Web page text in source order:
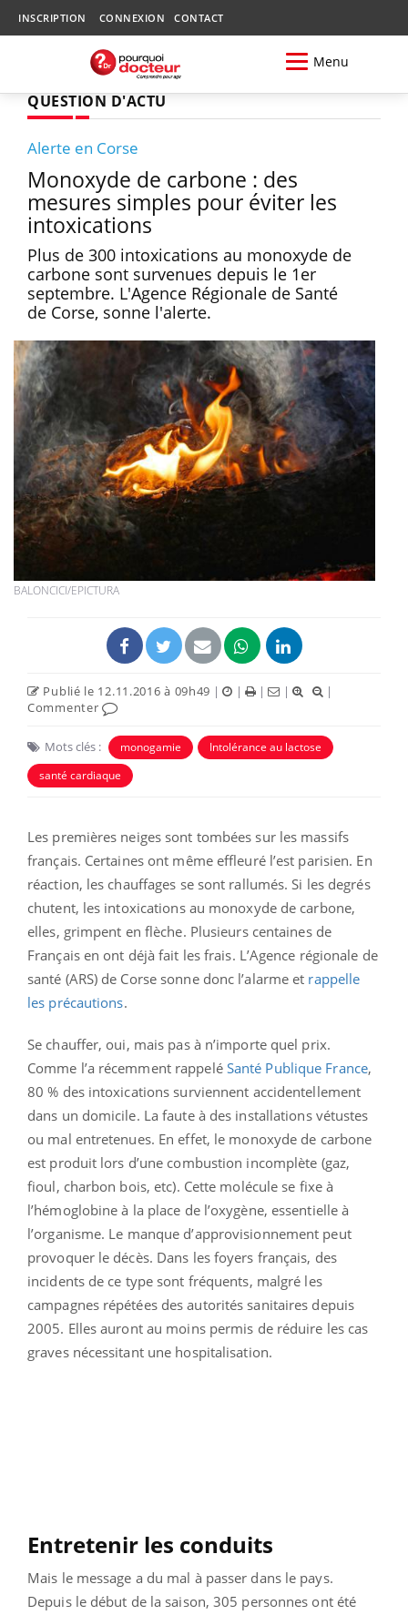
INSCRIPTION CONNEXION CONTACT
Menu
QUESTION D'ACTU
Alerte en Corse
Monoxyde de carbone : des
mesures simples pour éviter les
intoxications
Plus de 300 intoxications au monoxyde de
carbone sont survenues depuis le 1er
septembre. L'Agence Régionale de Santé
de Corse, sonne l'alerte.
BALONCICI/EPICTURA
Publié le 12.11.2016 à 09h49 | | | |
|
Commenter
Mots clés : monogamie
Intolérance au lactose
santé cardiaque
Les premières neiges sont tombées sur les massifs
français. Certaines ont même effleuré l’est parisien. En
réaction, les chauffages se sont rallumés. Si les degrés
chutent, les intoxications au monoxyde de carbone,
elles, grimpent en flèche. Plusieurs centaines de
Français en ont déjà fait les frais. L’Agence régionale de
santé (ARS) de Corse sonne donc l’alarme et rappelle
les précautions.
Se chauffer, oui, mais pas à n’importe quel prix.
Comme l’a récemment rappelé Santé Publique France,
80 % des intoxications surviennent accidentellement
dans un domicile. La faute à des installations vétustes
ou mal entretenues. En effet, le monoxyde de carbone
est produit lors d’une combustion incomplète (gaz,
fioul, charbon bois, etc). Cette molécule se fixe à
l’hémoglobine à la place de l’oxygène, essentielle à
l’organisme. Le manque d’approvisionnement peut
provoquer le décès. Dans les foyers français, des
incidents de ce type sont fréquents, malgré les
campagnes répétées des autorités sanitaires depuis
2005. Elles auront au moins permis de réduire les cas
graves nécessitant une hospitalisation.
Entretenir les conduits
Mais le message a du mal à passer dans le pays.
Depuis le début de la saison, 305 personnes ont été